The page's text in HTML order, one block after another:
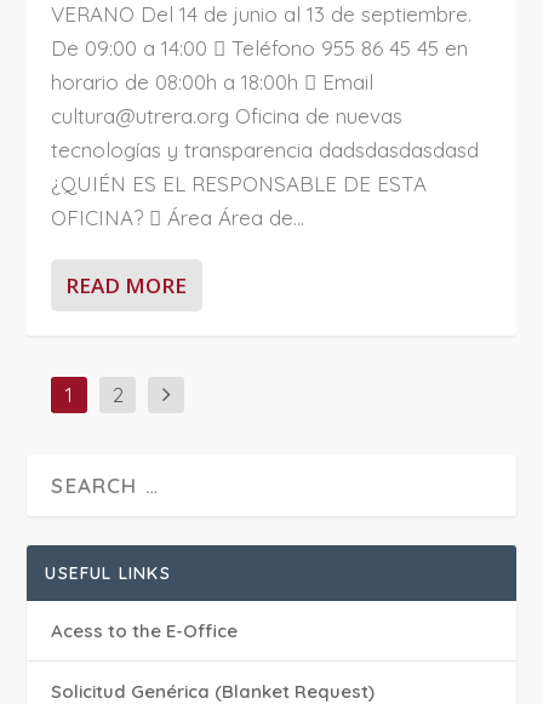
VERANO Del 14 de junio al 13 de septiembre.
De 09:00 a 14:00  Teléfono 955 86 45 45 en
horario de 08:00h a 18:00h  Email
cultura@utrera.org Oficina de nuevas
tecnologías y transparencia dadsdasdasdasd
¿QUIÉN ES EL RESPONSABLE DE ESTA
OFICINA?  Área Área de...
READ MORE
1 2
USEFUL LINKS
Acess to the E-Office
Solicitud Genérica (Blanket Request)